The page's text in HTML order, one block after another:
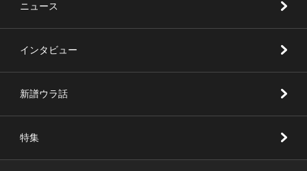
ニュース
インタビュー
新譜ウラ話
特集